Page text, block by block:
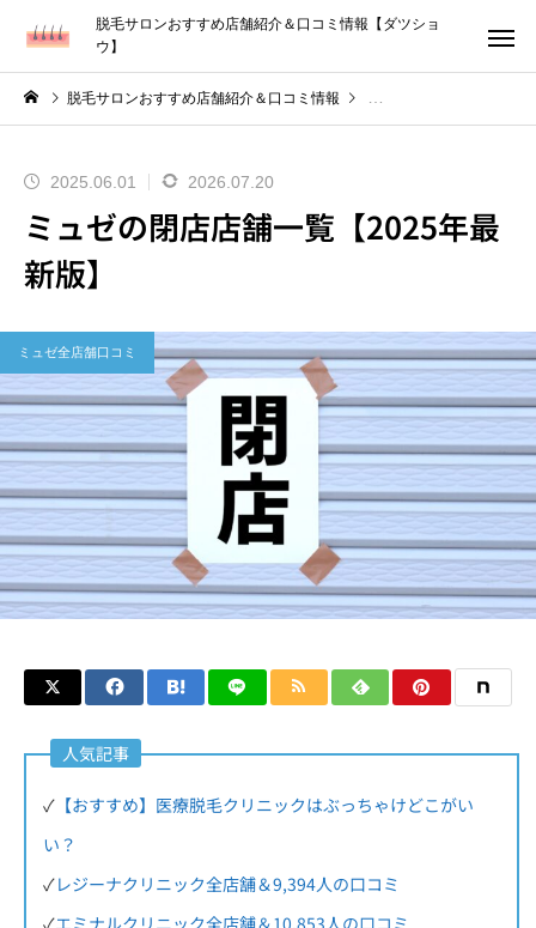
脱毛サロンおすすめ店舗紹介＆口コミ情報【ダツショ
ウ】
脱毛サロンおすすめ店舗紹介＆口コミ情報
2025.06.01 2026.07.20
ミュゼの閉店店舗一覧【2025年最
新版】
ミュゼ全店舗口コミ
人気記事
✓ 【おすすめ】医療脱毛クリニックはぶっちゃけどこがい
い？
✓レジーナクリニック全店舗＆9,394人の口コミ
✓エミナルクリニック全店舗＆10,853人の口コミ